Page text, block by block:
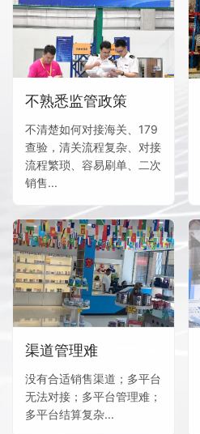
不熟悉监管政策
不清楚如何对接海关、179
查验，清关流程复杂、对接
流程繁琐、容易刷单、二次
销售...
渠道管理难
没有合适销售渠道；多平台
无法对接；多平台管理难；
多平台结算复杂...